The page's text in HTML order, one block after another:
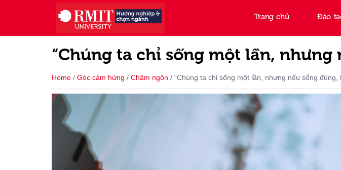
Trang chủ Đào
“Chúng ta chỉ sống một lần,
Home / Góc cảm hứng / Châm ngôn / “Chúng ta chỉ sống một lần, nhưng nếu sống đúng,